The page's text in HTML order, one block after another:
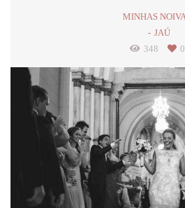
MINHAS
JAÚ
348
0